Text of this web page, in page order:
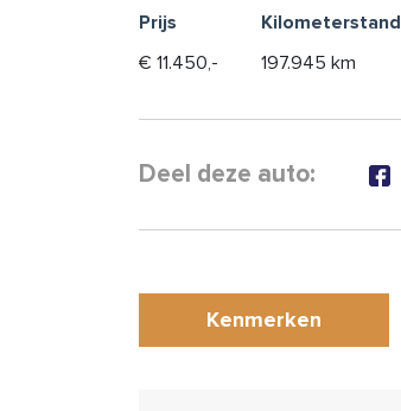
Prijs Kilometerstand
€ 11.450,-
197.945 km
Deel deze auto:
Kenmerken